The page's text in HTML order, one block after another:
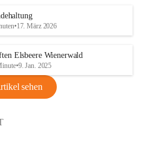
•17. März 2026
Elsbeere Wienerwald
•9. Jan. 2025
sehen